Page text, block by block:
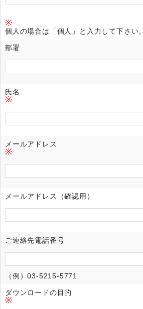
※
個人の場合は「個人」と入力して下さい。
部署
氏名
※
メールアドレス
※
メールアドレス（確認用）
ご連絡先電話番号
（例）03-5215-5771
ダウンロードの目的
※